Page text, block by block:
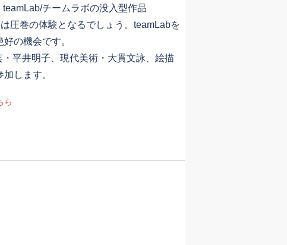
チームラボの没入型作品
圧巻の体験となるでしょう。teamLabを
の機会です。
平井明子、現代美術・大貫文詠、絵描
します。
ら